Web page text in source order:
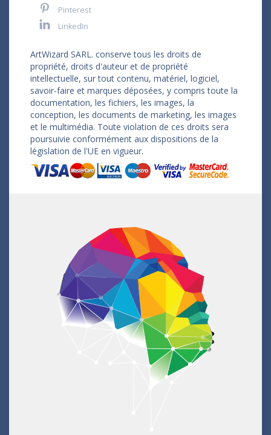
Pinterest
LinkedIn
ArtWizard SARL. conserve tous les droits de
propriété, droits d'auteur et de propriété
intellectuelle, sur tout contenu, matériel, logiciel,
savoir-faire et marques déposées, y compris toute la
documentation, les fichiers, les images, la
conception, les documents de marketing, les images
et le multimédia. Toute violation de ces droits sera
poursuivie conformément aux dispositions de la
législation de l'UE en vigueur.